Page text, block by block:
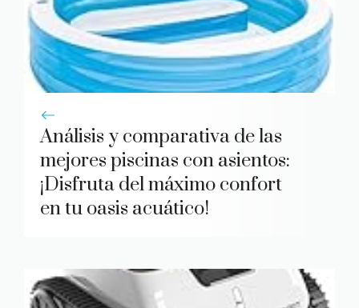
Análisis y comparativa de las
mejores piscinas con asientos:
¡Disfruta del máximo confort
en tu oasis acuático!